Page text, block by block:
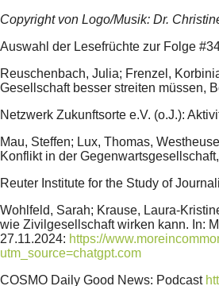
Copyright von Logo/Musik: Dr.
Auswahl der Lesefrüchte zur Folge
Reuschenbach, Julia; Frenzel,
Gesellschaft besser streiten müssen,
Netzwerk Zukunftsorte e.V. (o.J.):
Mau, Steffen; Lux, Thomas,
Konflikt in der
Reuter Institute for the Study of
Wohlfeld, Sarah; Krause, Laura-
wie Zivilgesellschaft wirken kann. In:
27.11.2024: https://
utm_source=chatgpt.com
COSMO Daily Good News: Podcast